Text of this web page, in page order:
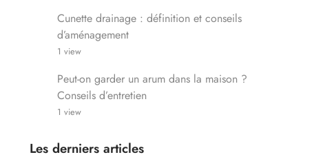
Cunette drainage : définition et conseils
d’aménagement
1 view
Peut-on garder un arum dans la maison ?
Conseils d’entretien
1 view
Les derniers articles